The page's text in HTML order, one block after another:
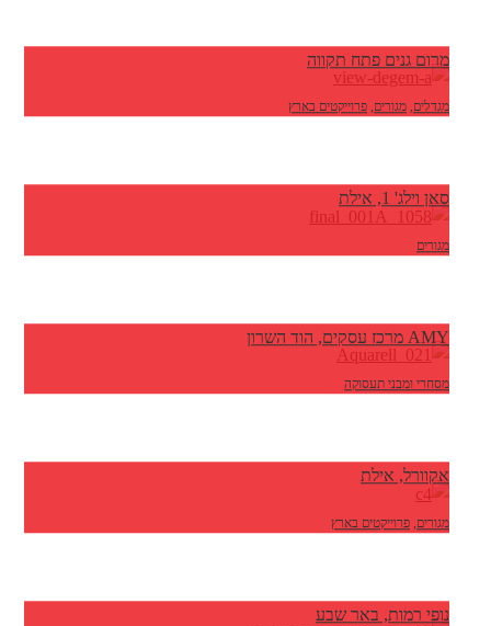
מרום גנים פתח תקווה
מגדלים, מגורים, פרוייקטים בארץ
סאן וילג' 1, אילת
מגורים
AMY מרכז עסקים, הוד השרון
מסחרי ומבני תעסוקה
אקוורל, אילת
מגורים, פרוייקטים בארץ
נופי רמות, באר שבע